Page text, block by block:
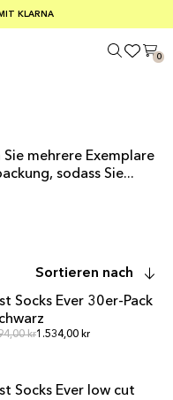
% RABATT AUF ALLES
VON 100 €
KLARNA
0
mehrere Exemplare
sodass Sie...
Sortieren nach
ANGEBOT
Socks Ever 30er-Pack
krNormalpreis
1.534,00 kr
ANGEBOT
Socks Ever low cut